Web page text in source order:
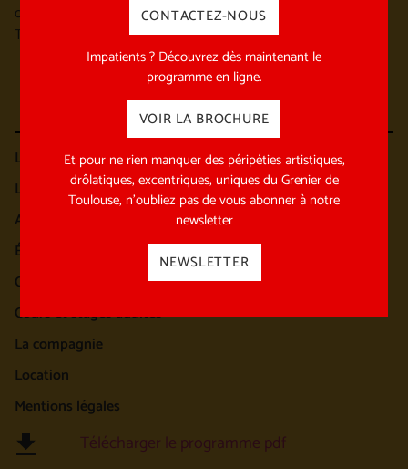
contact@grenierdetoulouse.fr
Tel : 05 31 22 10 15
Les spectacles
Les spectacles en tournée
Archives des spectacles
École et équipe pédagogique
Cours et stages enfants / ado
Cours et stages adultes
La compagnie
Location
Mentions légales
Télécharger le programme pdf
CONTACTEZ-NOUS
Impatients ? Découvrez dès maintenant le
programme en ligne.
VOIR LA BROCHURE
Et pour ne rien manquer des péripéties artistiques,
drôlatiques, excentriques, uniques du Grenier de
Toulouse, n’oubliez pas de vous abonner à notre
newsletter
NEWSLETTER